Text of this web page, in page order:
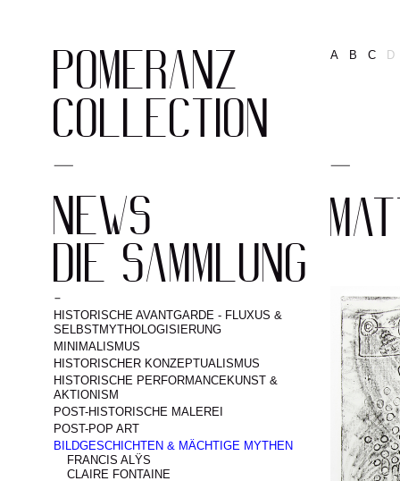
POMERANZ
COLLECTION
A B C D
NEWS
DIE SAMMLUNG
HISTORISCHE AVANTGARDE - FLUXUS &
SELBSTMYTHOLOGISIERUNG
MINIMALISMUS
HISTORISCHER KONZEPTUALISMUS
HISTORISCHE PERFORMANCEKUNST &
AKTIONISM
POST-HISTORISCHE MALEREI
POST-POP ART
BILDGESCHICHTEN & MÄCHTIGE MYTHEN
FRANCIS ALŸS
CLAIRE FONTAINE